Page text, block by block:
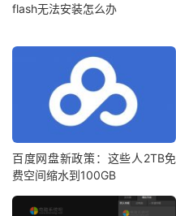
flash无法安装怎么办
百度网盘新政策：这些人2TB免
费空间缩水到100GB